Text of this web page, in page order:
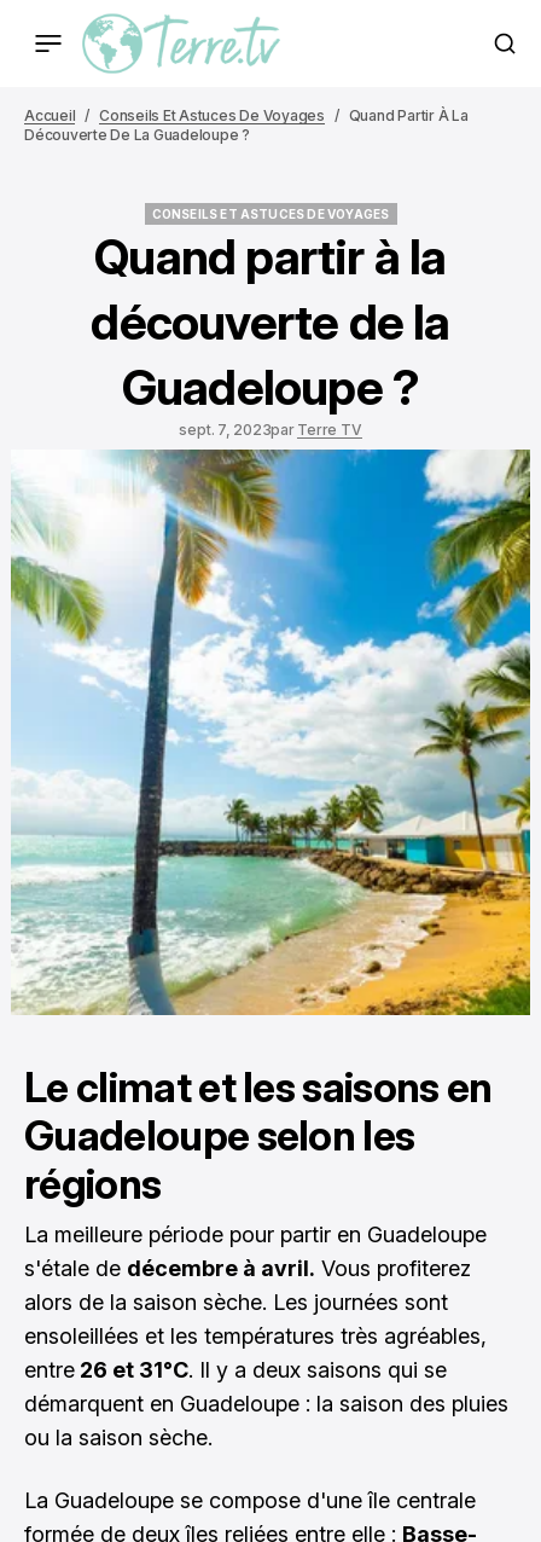
Accueil Conseils Et Astuces De Voyages
Quand Partir À La
Découverte De La Guadeloupe ?
CONSEILS ET ASTUCES DE VOYAGES
Quand partir à la
découverte de la
Guadeloupe ?
sept. 7, 2023par Terre TV
Le climat et les saisons en
Guadeloupe selon les
régions
La meilleure période pour partir en Guadeloupe
s'étale de décembre à avril. Vous profiterez
alors de la saison sèche. Les journées sont
ensoleillées et les températures très agréables,
entre 26 et 31°C. Il y a deux saisons qui se
démarquent en Guadeloupe : la saison des pluies
ou la saison sèche.
La Guadeloupe se compose d'une île centrale
formée de deux îles reliées entre elle : Basse-